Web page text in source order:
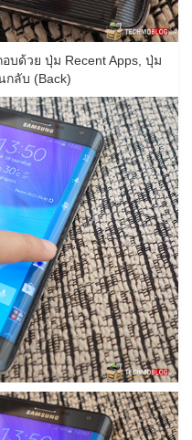
บด้วย ปุ่ม Recent Apps, ปุ่ม
กลับ (Back)